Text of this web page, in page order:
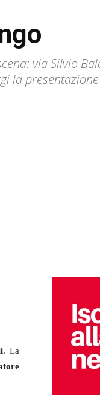
via Silvio
la
. La